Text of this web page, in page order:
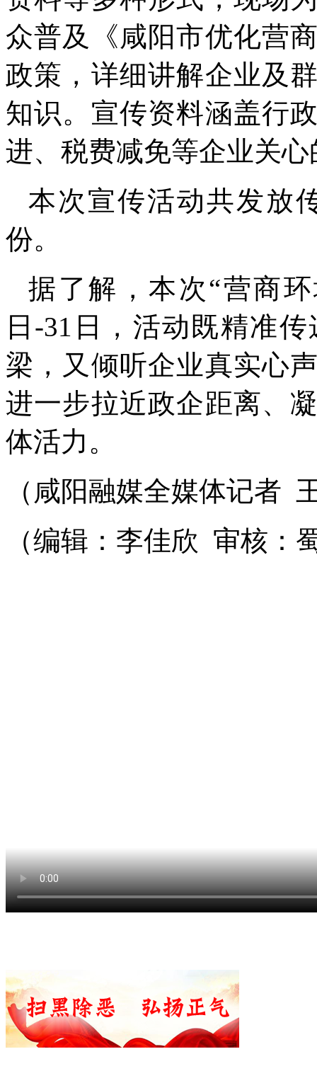
众普及《咸阳市优化营
政策，详细讲解企业及
知识。宣传资料涵盖行
进、税费减免等企业关
本次宣传活动共发放
份。
据了解，本次“营商
日-31日，活动既精准
梁，又倾听企业真实心
进一步拉近政企距离、
体活力。
（咸阳融媒全媒体记者
（编辑：李佳欣 审核：